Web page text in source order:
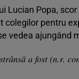
Lucian Popa,
pentru
vedea ajungând
a fost (n.r.